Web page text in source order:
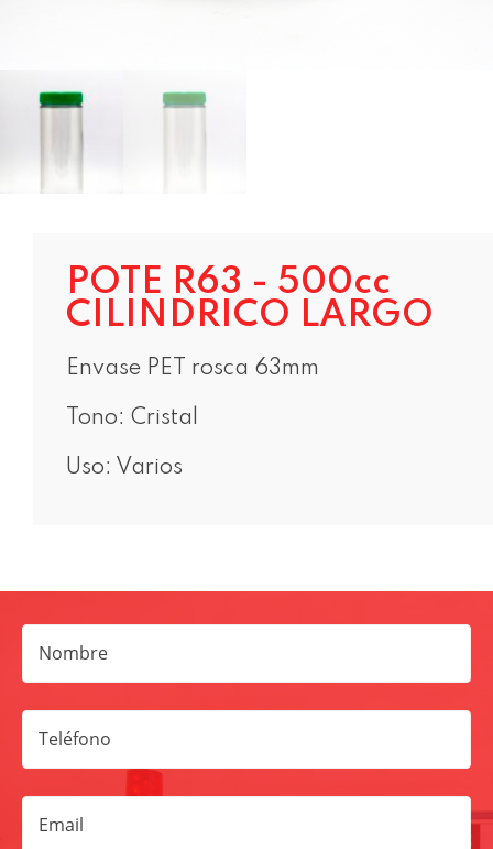
POTE R63 - 500cc
CILINDRICO LARGO
Envase PET rosca 63mm
Tono: Cristal
Uso: Varios
Nombre
Teléfono
Email